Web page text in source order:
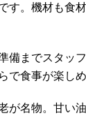
す。機材も食
備までスタッ
で食事が楽しめ
が名物。甘い